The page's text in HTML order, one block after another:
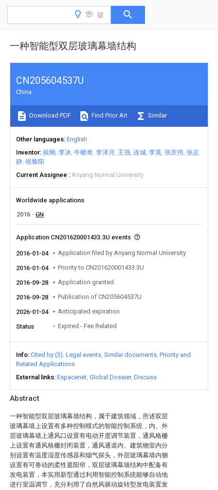
一种智能型双层玻璃幕墙结构
Abstract
一种智能型双层玻璃幕墙结构，属于建筑领域，所述双层
玻璃幕墙上设置有多种控制模式的智能控制系统，内、外
层玻璃幕墙上通风口设置有电动开度调节装置，通风格栅
上设置有通风格栅封闭装置，通风通道内、建筑物室内分
别设置有温度湿度传感器和烟气探头，外层玻璃幕墙内侧
设置有可卷动的柔性遮阳帘，双层玻璃幕墙结构中配备有
发电装置，本实用新型通过利用智能控制系统能够自动地
进行室温调节，充分利用了自然风驱动旋转型发电装置发
CN205604537U
China
Download PDF Find Prior Art Similar
Other languages English
Inventor 侯纲 李冰 牛晓奇 李泽月 王强 连城 李英 张庆伟 张志
静 祝黎阳
Current Assignee
Anyang Normal University
Worldwide applications
2016
CN
Application CN201620001433.3U events
2016-01-04 Application filed by Anyang Normal University
2016-01-04 Priority to CN201620001433.3U
2016-09-28 Application granted
2016-09-28 Publication of CN205604537U
2026-01-04 Anticipated expiration
Status Expired - Fee Related
Info Cited by (3) Legal events Similar documents Priority and
Related Applications
External links Espacenet Global Dossier Discuss